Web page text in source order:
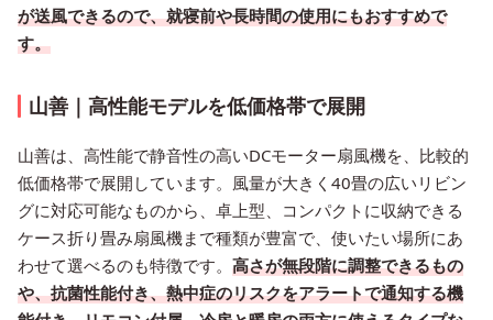
が送風できるので、就寝前や長時間の使用にもおすすめで
す。
山善｜高性能モデルを低価格帯で展開
山善は、高性能で静音性の高いDCモーター扇風機を、比較的
低価格帯で展開しています。風量が大きく40畳の広いリビン
グに対応可能なものから、卓上型、コンパクトに収納できる
ケース折り畳み扇風機まで種類が豊富で、使いたい場所にあ
わせて選べるのも特徴です。 高さが無段階に調整できるもの
や、抗菌性能付き、熱中症のリスクをアラートで通知する機